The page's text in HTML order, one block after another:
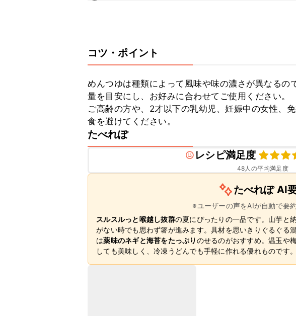
コツ・ポイント
めんつゆは種類によって風味や味の濃さが異なるの
量を目安にし、お好みに合わせてご使用ください。
ご高齢の方や、2才以下の乳幼児、妊娠中の女性、
食を避けてください。
たべれぽ
レシピ満足度
48人の平均満足度
たべれぽ AI
※ユーザーの声をAIが自動で要
スルスルっと喉越し抜群の夏にぴったりの一品です。山芋と
がない時でも思わず箸が進みます。具材を思いきりぐるぐる
は薬味のネギと海苔をたっぷり のせるのがおすすめ。温玉や
しても美味しく、冷凍うどんでも手軽に作れる優れものです。